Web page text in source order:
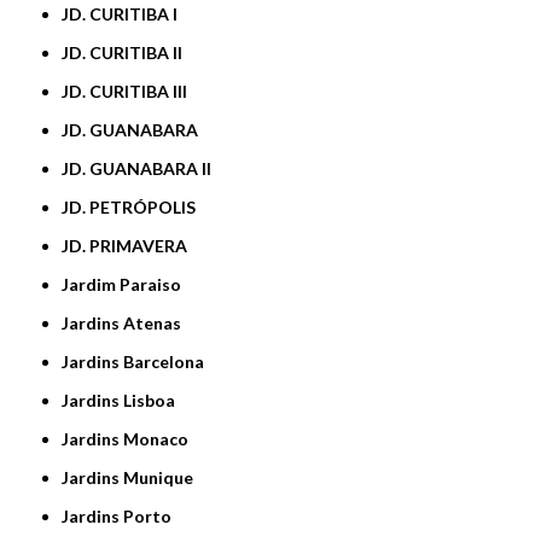
JD. CURITIBA I
JD. CURITIBA II
JD. CURITIBA III
JD. GUANABARA
JD. GUANABARA II
JD. PETRÓPOLIS
JD. PRIMAVERA
Jardim Paraiso
Jardins Atenas
Jardins Barcelona
Jardins Lisboa
Jardins Monaco
Jardins Munique
Jardins Porto